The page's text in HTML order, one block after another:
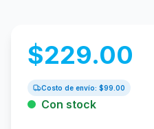
$229.00
Costo de envío: $99.00
Con stock